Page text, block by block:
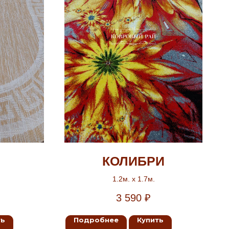
КОЛИБРИ
1.2м. х 1.7м.
3 590 ₽
Подробнее Купить